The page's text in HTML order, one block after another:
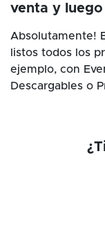
venta y
Absolutamente!
listos todos los
ejemplo, con
Descargables o